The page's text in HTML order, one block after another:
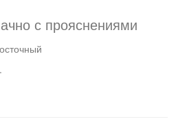
с прояснениями